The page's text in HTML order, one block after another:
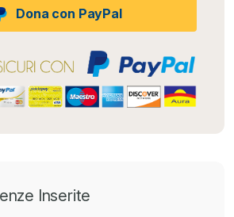
Dona con PayPal
Inserite